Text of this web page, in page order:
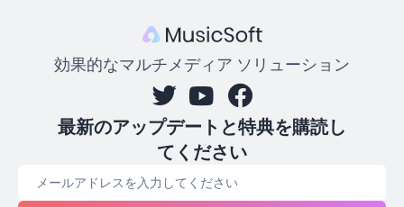
効果的なマルチメディア ソリューション
最新のアップデートと特典を購読し
てください